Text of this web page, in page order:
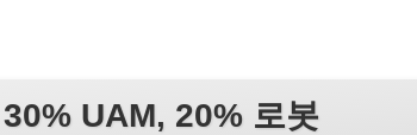
UAM, 20% 로봇